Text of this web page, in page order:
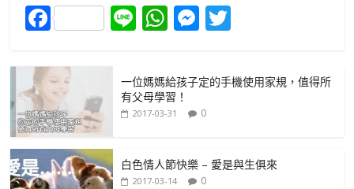
F
e
b
o
o
k
Li
e
W
at
s
A
p
M
ss
e
n
er
itt
er
一位媽媽給孩子定的手機使用家規，值得所
有父母學習！
2017-03-31 0
白色情人節快樂 – 愛是與生俱來
2017-03-14 0